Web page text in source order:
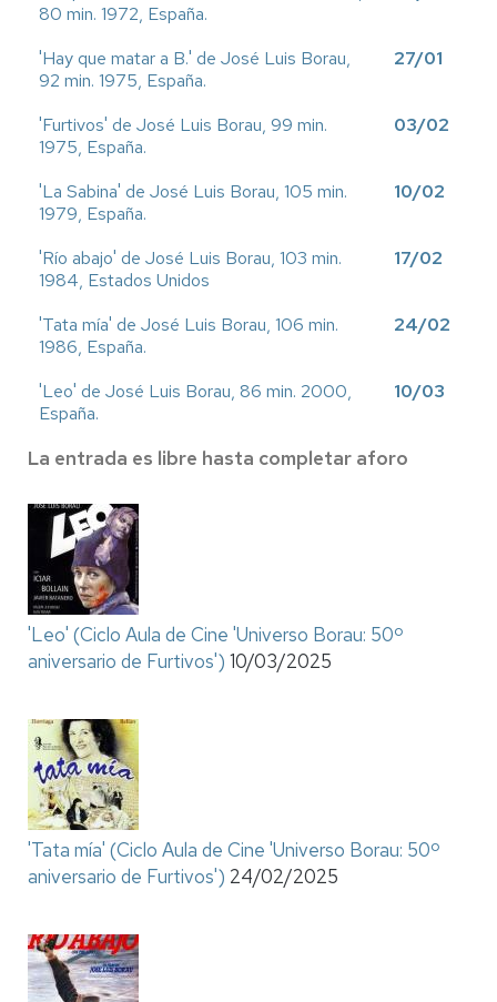
80 min. 1972, España.
'Hay que matar a B.' de José Luis Borau,
92 min. 1975, España.
27/01
'Furtivos' de José Luis Borau, 99 min.
1975, España.
03/02
'La Sabina' de José Luis Borau, 105 min.
1979, España.
10/02
'Río abajo' de José Luis Borau, 103 min.
1984, Estados Unidos
17/02
'Tata mía' de José Luis Borau, 106 min.
1986, España.
24/02
'Leo' de José Luis Borau, 86 min. 2000,
España.
10/03
La entrada es libre hasta completar aforo
'Leo' (Ciclo Aula de Cine 'Universo Borau: 50º
aniversario de Furtivos') 10/03/2025
'Tata mía' (Ciclo Aula de Cine 'Universo Borau: 50º
aniversario de Furtivos') 24/02/2025